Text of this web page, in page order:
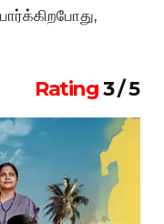
Rating3 / 5